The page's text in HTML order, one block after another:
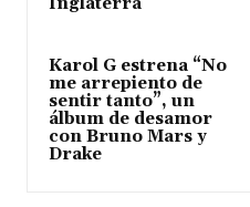
Karol G estrena “No
me arrepiento de
sentir tanto”, un
álbum de desamor
con Bruno Mars y
Drake